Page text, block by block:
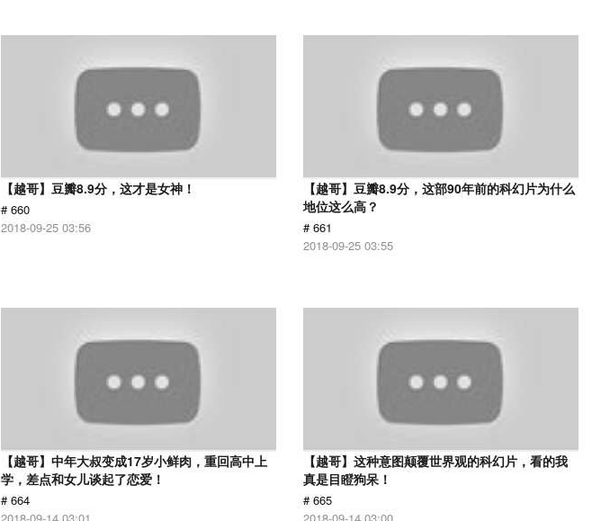
【越哥】豆瓣8.9分，这才是女神！
# 660
2018-09-25 03:56
【越哥】豆瓣8.9分，这部90年前的科幻片为什么
地位这么高？
# 661
2018-09-25 03:55
【越哥】中年大叔变成17岁小鲜肉，重回高中上
学，差点和女儿谈起了恋爱！
# 664
【越哥】这种意图颠覆世界观的科幻片，看的我
真是目瞪狗呆！
# 665